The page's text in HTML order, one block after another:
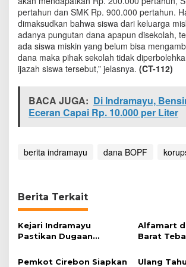
p
o
r
a
n
4
M
y
a
r
n
pertahun dan SMK Rp. 900.000 pertahun.
dimaksudkan bahwa siswa dari keluarga
adanya pungutan dana apapun disekolah,
ada siswa miskin yang belum bisa
dana maka pihak sekolah tidak
ijazah siswa tersebut,” jelasnya. (CT-112)
BACA JUGA: Di Indramayu,
Eceran Capai Rp. 10.000 per Liter
berita indramayu dana BOPF
Berita Terkait
Kejari Indramayu
Pastikan Dugaan
TDA Tak Terbukti
Alfamart
Barat
Pemkot Cirebon Siapkan
Ulang